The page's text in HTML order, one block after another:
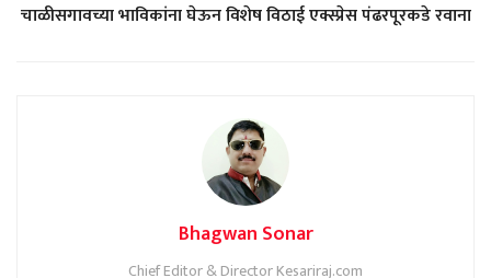
चाळीसगावच्या भाविकांना घेऊन विशेष विठाई एक्स्प्रेस पंढरपूरकडे रवाना
Bhagwan Sonar
Chief Editor & Director Kesariraj.com